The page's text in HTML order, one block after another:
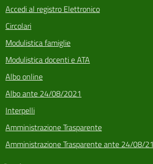
Accedi al registro Elettronico
Circolari
Modulistica famiglie
Modulistica docenti e ATA
Albo online
Albo ante 24/08/2021
Interpelli
Amministrazione Trasparente
Amministrazione Trasparente ante 24/08/21